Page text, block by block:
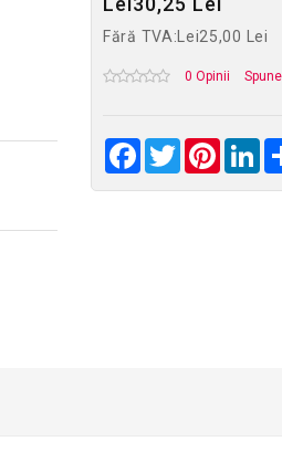
Fără TVA:Lei25,00 Lei
0 Opinii
Facebook
Twitter